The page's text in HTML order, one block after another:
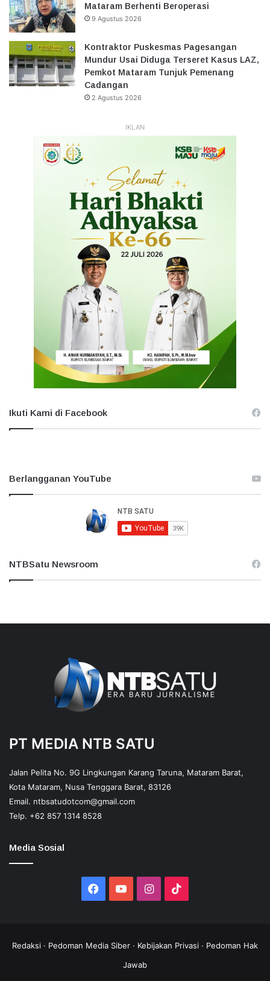
Mataram Berhenti Beroperasi
9 Agustus 2026
Kontraktor Puskesmas Pagesangan
Mundur Usai Diduga Terseret Kasus LAZ,
Pemkot Mataram Tunjuk Pemenang
Cadangan
2 Agustus 2026
IKLAN
Ikuti Kami di Facebook
Berlangganan YouTube
NTBSatu Newsroom
PT MEDIA NTB SATU
Jalan Pelita No. 9G Lingkungan Karang Taruna, Mataram Barat,
Kota Mataram, Nusa Tenggara Barat, 83126
Email. ntbsatudotcom@gmail.com
Telp. +62 857 1314 8528
Media Sosial
Facebook
YouTubeInstagram
Redaksi · Pedoman Media Siber · Kebijakan Privasi · Pedoman Hak
Jawab